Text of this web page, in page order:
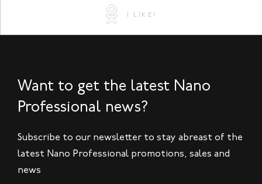
I LIKE!
Want to get the latest Nano
Professional news?
Subscribe to our newsletter to stay abreast of the
latest Nano Professional promotions, sales and
news